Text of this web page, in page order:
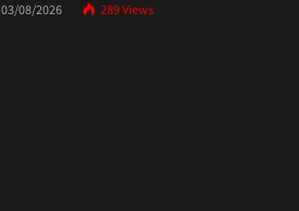
03/08/2026 289Views